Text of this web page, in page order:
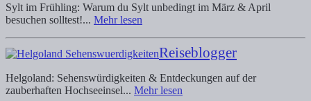
Sylt im Frühling: Warum du Sylt unbedingt im März & April
besuchen solltest!... Mehr lesen
Reiseblogger
Helgoland: Sehenswürdigkeiten & Entdeckungen auf der
zauberhaften Hochseeinsel... Mehr lesen